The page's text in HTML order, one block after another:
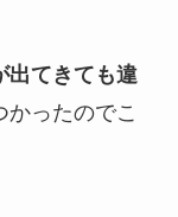
出てきても違
ったのでこ